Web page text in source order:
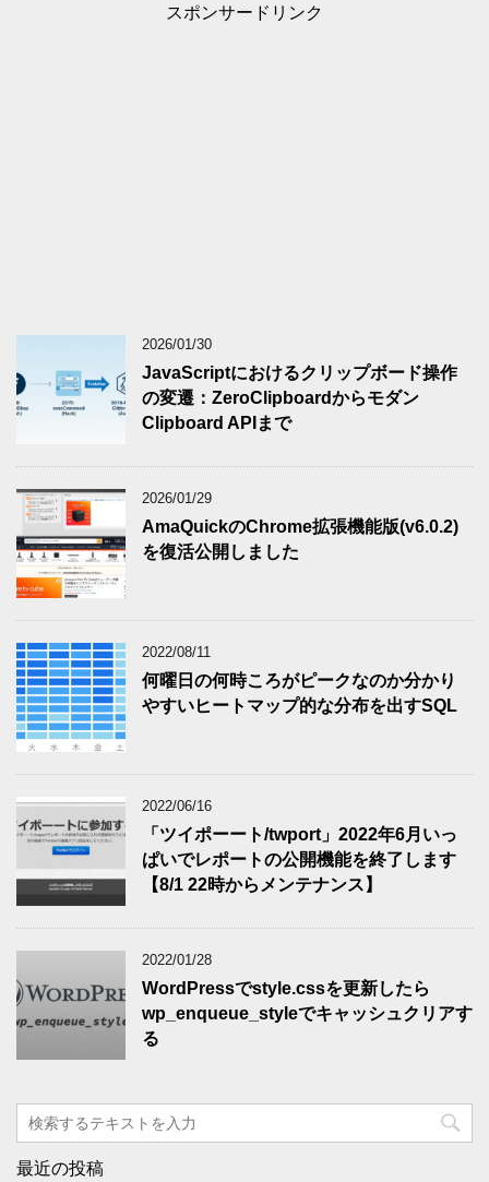
スポンサードリンク
2026/01/30
JavaScriptにおけるクリップボード操作
の変遷：ZeroClipboardからモダン
Clipboard APIまで
2026/01/29
AmaQuickのChrome拡張機能版(v6.0.2)
を復活公開しました
2022/08/11
何曜日の何時ころがピークなのか分かり
やすいヒートマップ的な分布を出すSQL
2022/06/16
「ツイポーート/twport」2022年6月いっ
ぱいでレポートの公開機能を終了します
【8/1 22時からメンテナンス】
2022/01/28
WordPressでstyle.cssを更新したら
wp_enqueue_styleでキャッシュクリアす
る
最近の投稿